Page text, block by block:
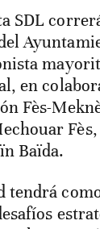
SDL
en
Fès-
Baïda.
tendrá